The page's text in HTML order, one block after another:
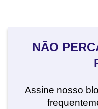
NÃO
Assine nosso